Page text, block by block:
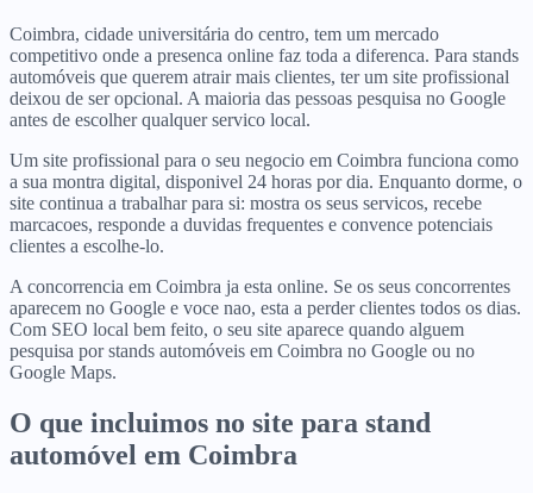
Coimbra, cidade universitária do centro, tem um mercado
competitivo onde a presenca online faz toda a diferenca. Para stands
automóveis que querem atrair mais clientes, ter um site profissional
deixou de ser opcional. A maioria das pessoas pesquisa no Google
antes de escolher qualquer servico local.
Um site profissional para o seu negocio em Coimbra funciona como
a sua montra digital, disponivel 24 horas por dia. Enquanto dorme, o
site continua a trabalhar para si: mostra os seus servicos, recebe
marcacoes, responde a duvidas frequentes e convence potenciais
clientes a escolhe-lo.
A concorrencia em Coimbra ja esta online. Se os seus concorrentes
aparecem no Google e voce nao, esta a perder clientes todos os dias.
Com SEO local bem feito, o seu site aparece quando alguem
pesquisa por stands automóveis em Coimbra no Google ou no
Google Maps.
O que incluimos no site para stand
automóvel em Coimbra